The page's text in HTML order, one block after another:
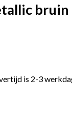
bruin
is 2-3